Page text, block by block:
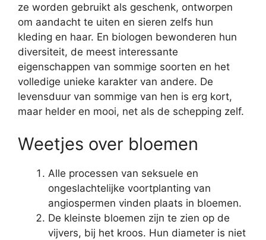
ze worden gebruikt als geschenk, ontworpen
om aandacht te uiten en sieren zelfs hun
kleding en haar. En biologen bewonderen hun
diversiteit, de meest interessante
eigenschappen van sommige soorten en het
volledige unieke karakter van andere. De
levensduur van sommige van hen is erg kort,
maar helder en mooi, net als de schepping zelf.
Weetjes over bloemen
Alle processen van seksuele en
ongeslachtelijke voortplanting van
angiospermen vinden plaats in bloemen.
De kleinste bloemen zijn te zien op de
vijvers, bij het kroos. Hun diameter is niet